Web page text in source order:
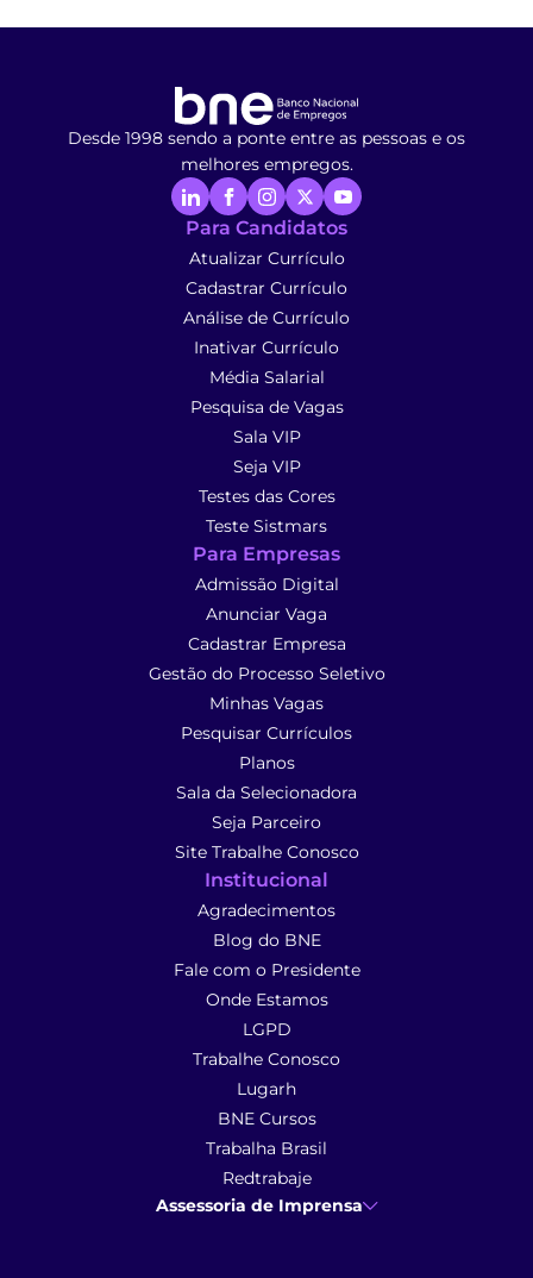
Desde 1998 sendo a ponte entre as pessoas e os
melhores empregos.
Para Candidatos
Atualizar Currículo
Cadastrar Currículo
Análise de Currículo
Inativar Currículo
Média Salarial
Pesquisa de Vagas
Sala VIP
Seja VIP
Testes das Cores
Teste Sistmars
Para Empresas
Admissão Digital
Anunciar Vaga
Cadastrar Empresa
Gestão do Processo Seletivo
Minhas Vagas
Pesquisar Currículos
Planos
Sala da Selecionadora
Seja Parceiro
Site Trabalhe Conosco
Institucional
Agradecimentos
Blog do BNE
Fale com o Presidente
Onde Estamos
LGPD
Trabalhe Conosco
Lugarh
BNE Cursos
Trabalha Brasil
Redtrabaje
Assessoria de Imprensa